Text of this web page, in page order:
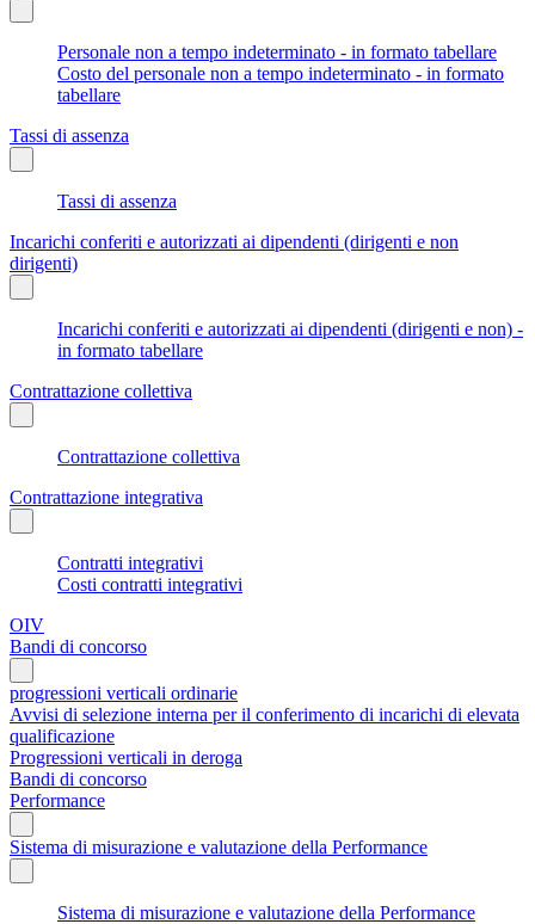
Personale non a tempo indeterminato - in formato tabellare
Costo del personale non a tempo indeterminato - in formato
tabellare
Tassi di assenza
Tassi di assenza
Incarichi conferiti e autorizzati ai dipendenti (dirigenti e non
dirigenti)
Incarichi conferiti e autorizzati ai dipendenti (dirigenti e non) -
in formato tabellare
Contrattazione collettiva
Contrattazione collettiva
Contrattazione integrativa
Contratti integrativi
Costi contratti integrativi
OIV
Bandi di concorso
progressioni verticali ordinarie
Avvisi di selezione interna per il conferimento di incarichi di elevata
qualificazione
Progressioni verticali in deroga
Bandi di concorso
Performance
Sistema di misurazione e valutazione della Performance
Sistema di misurazione e valutazione della Performance